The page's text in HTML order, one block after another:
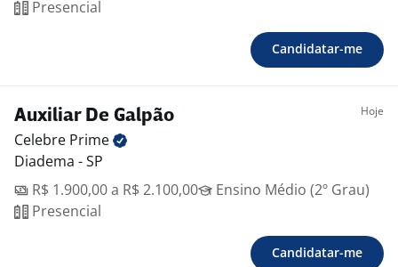
Presencial
Candidatar-me
Auxiliar De Galpão Hoje
Celebre Prime
Diadema - SP
R$ 1.900,00 a R$ 2.100,00
Ensino Médio (2º Grau)
Presencial
Candidatar-me